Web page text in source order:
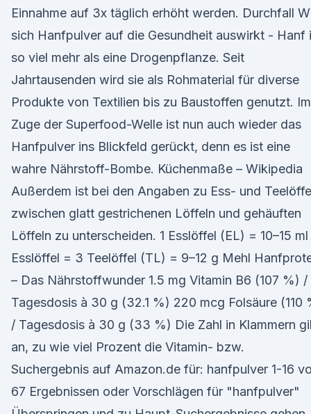
Einnahme auf 3x täglich erhöht werden. Durchfall
sich Hanfpulver auf die Gesundheit auswirkt - Hanf
so viel mehr als eine Drogenpflanze. Seit
Jahrtausenden wird sie als Rohmaterial für diverse
Produkte von Textilien bis zu Baustoffen genutzt. Im
Zuge der Superfood-Welle ist nun auch wieder das
Hanfpulver ins Blickfeld gerückt, denn es ist eine
wahre Nährstoff-Bombe. Küchenmaße – Wikipedia
Außerdem ist bei den Angaben zu Ess- und
zwischen glatt gestrichenen Löffeln und gehäuften
Löffeln zu unterscheiden. 1 Esslöffel (EL) = 10–15 ml
Esslöffel = 3 Teelöffel (TL) = 9–12 g Mehl
– Das Nährstoffwunder 1.5 mg Vitamin B6 (107 %) /
Tagesdosis à 30 g (32.1 %) 220 mcg Folsäure (110
/ Tagesdosis à 30 g (33 %) Die Zahl in Klammern
an, zu wie viel Prozent die Vitamin- bzw.
Suchergebnis auf Amazon.de für: hanfpulver 1-16
67 Ergebnissen oder Vorschlägen für "hanfpulver"